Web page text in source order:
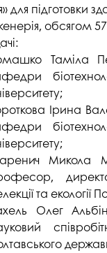
для підготовки
обсягом
Таміла
Ірина
Микола
та
Олег